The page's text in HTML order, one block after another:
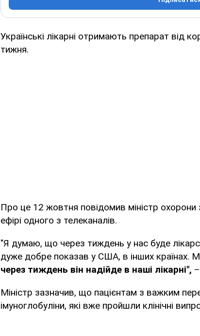
Українські лікарні отримають препарат від
тижня.
Про це 12 жовтня повідомив міністр
ефірі одного з телеканалів.
"Я думаю, що через тиждень у нас буде
дуже добре показав у США, в інших країнах.
через тиждень він надійде в наші лікарні",
Міністр зазначив, що пацієнтам з важким
імуноглобуліни, які вже пройшли клінічні